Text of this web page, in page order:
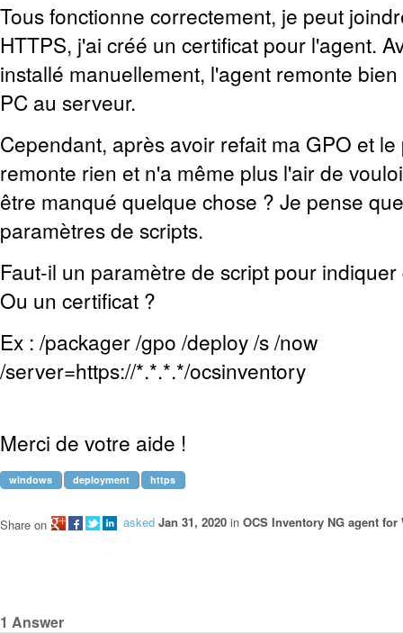
Tous fonctionne correctement, je peut
HTTPS, j'ai créé un certificat pour l'agent.
installé manuellement, l'agent remonte
PC au serveur.
Cependant, après avoir refait ma GPO et
remonte rien et n'a même plus l'air de
être manqué quelque chose ? Je pense
paramètres de scripts.
Faut-il un paramètre de script pour
Ou un certificat ?
Ex : /packager /gpo /deploy /s /now
/server=https://*.*.*.*/ocsinventory
Merci de votre aide !
windows deployment https
asked Jan 31, 2020 in OCS Inventory NG agent for
Share on
1 Answer